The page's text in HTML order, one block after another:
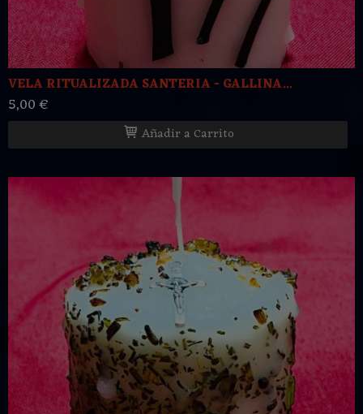
VELA RITUALIZADA SANTERIA - GALLINA...
5,00 €
Añadir a Carrito